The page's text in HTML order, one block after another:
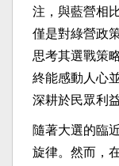
注，與藍營相
僅是對綠營政
思考其選戰策
終能感動人心
深耕於民眾利
隨著大選的臨
旋律。然而，